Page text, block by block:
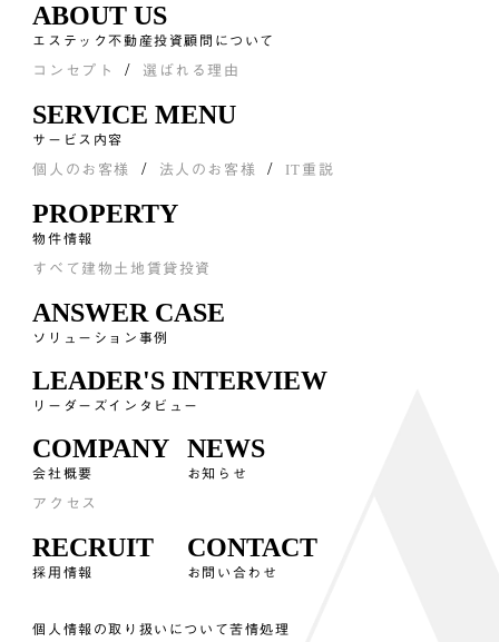
ABOUT US
エステック不動産投資顧問について
コンセプト 選ばれる理由
SERVICE MENU
サービス内容
個人のお客様 法人のお客様 IT重説
PROPERTY
物件情報
すべて 建物 土地賃貸投資
ANSWER CASE
ソリューション事例
LEADER'S INTERVIEW
リーダーズインタビュー
COMPANY
会社概要
アクセス
NEWS
お知らせ
RECRUIT
採用情報
CONTACT
お問い合わせ
個人情報の取り扱いについて苦情処理